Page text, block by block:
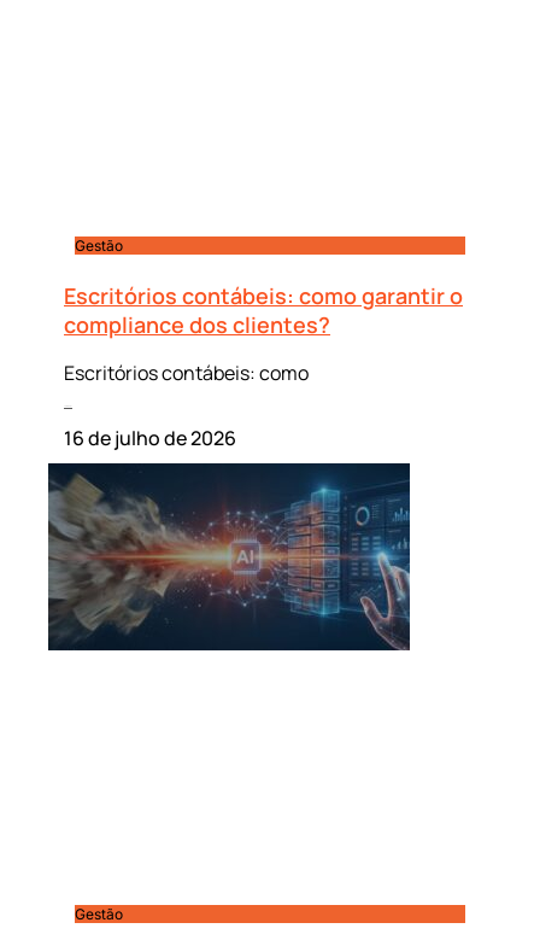
Gestão
Escritórios contábeis: como garantir o
compliance dos clientes?
Escritórios contábeis: como
16 de julho de 2026
Gestão